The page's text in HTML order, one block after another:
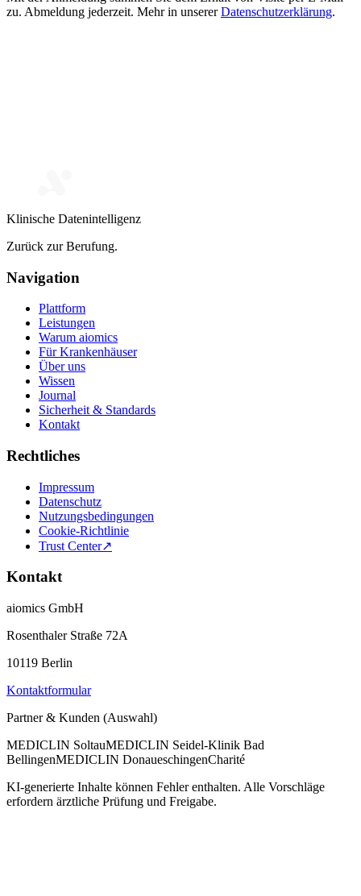
zu. Abmeldung jederzeit. Mehr in unserer Datenschutzerklärung.
Klinische Datenintelligenz
Zurück zur Berufung.
Navigation
Plattform
Leistungen
Warum aiomics
Für Krankenhäuser
Über uns
Wissen
Journal
Sicherheit & Standards
Kontakt
Rechtliches
Impressum
Datenschutz
Nutzungsbedingungen
Cookie-Richtlinie
Trust Center↗
Kontakt
aiomics GmbH
Rosenthaler Straße 72A
10119 Berlin
Kontaktformular
Partner & Kunden (Auswahl)
MEDICLIN SoltauMEDICLIN Seidel-Klinik Bad
BellingenMEDICLIN DonaueschingenCharité
KI-generierte Inhalte können Fehler enthalten. Alle Vorschläge
erfordern ärztliche Prüfung und Freigabe.